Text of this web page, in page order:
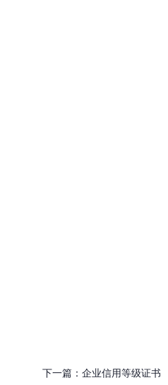
下一篇： 企业信用等级证书